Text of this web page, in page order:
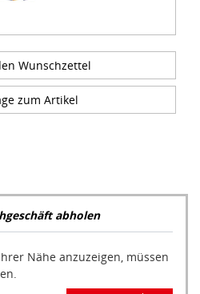
Wunschzettel
zum Artikel
abholen
Nähe anzuzeigen, müssen